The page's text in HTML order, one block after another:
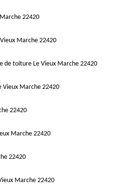
22420
Marche 22420
de toiture Le Vieux Marche 22420
Vieux Marche 22420
22420
Marche 22420
22420
Marche 22420